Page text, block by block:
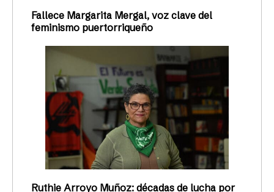
Fallece Margarita Mergal, voz clave del
feminismo puertorriqueño
Ruthie Arroyo Muñoz: décadas de lucha por